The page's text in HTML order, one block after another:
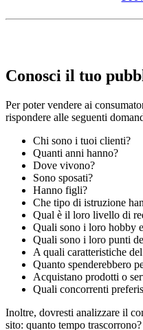
Conosci il tuo
Per poter vendere ai
rispondere alle seguenti
Chi sono i tuoi clienti?
Quanti anni hanno?
Dove vivono?
Sono sposati?
Hanno figli?
Che tipo di istruzione
Qual è il loro livello di
Quali sono i loro hobby
Quali sono i loro punti
A quali caratteristiche
Quanto spenderebbero
Acquistano prodotti o
Quali concorrenti
Inoltre, dovresti analizzare il
sito: quanto tempo